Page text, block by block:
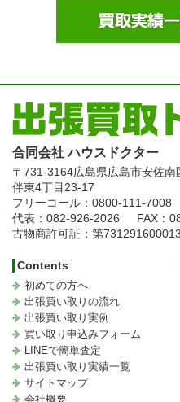
合同会社 ハウスドクター
〒731-3164広島県広島市安佐南
伴東4丁目23-17
フリーコール：0800-111-7008
代表：082-926-2026
FAX：
古物商許可証：第
Contents
初めての方へ
出張買い取りの流れ
出張買い取り実例
買い取り申込みフォーム
LINEで簡単査定
出張買い取り実績一覧
サイトマップ
会社概要